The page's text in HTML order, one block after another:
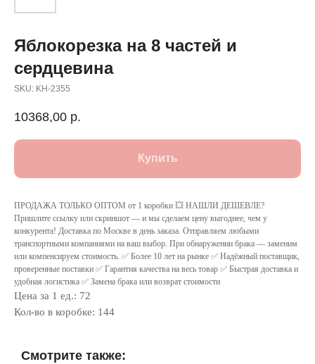
Яблокорезка на 8 частей и
сердцевина
SKU: KH-2355
10368,00 р.
Купить
ПРОДАЖА ТОЛЬКО ОПТОМ от 1 коробки 💥 НАШЛИ ДЕШЕВЛЕ?
Пришлите ссылку или скриншот — и мы сделаем цену выгоднее, чем у
конкурента! Доставка по Москве в день заказа. Отправляем любыми
транспортными компаниями на ваш выбор. При обнаружении брака — заменим
или компенсируем стоимость. ✅ Более 10 лет на рынке ✅ Надёжный поставщик,
проверенные поставки ✅ Гарантия качества на весь товар ✅ Быстрая доставка и
удобная логистика ✅ Замена брака или возврат стоимости
Цена за 1 ед.: 72
Кол-во в коробке: 144
Смотрите также: